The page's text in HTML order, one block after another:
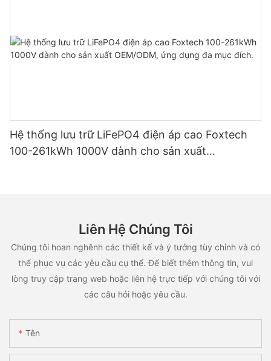
Hệ thống lưu trữ LiFePO4 điện áp cao Foxtech
100-261kWh 1000V dành cho sản xuất
Liên Hệ Chúng Tôi
Chúng tôi hoan nghênh các thiết kế và ý tưởng tùy chỉnh và có
thể phục vụ các yêu cầu cụ thể. Để biết thêm thông tin, vui
lòng truy cập trang web hoặc liên hệ trực tiếp với chúng tôi với
các câu hỏi hoặc yêu cầu.
Tên